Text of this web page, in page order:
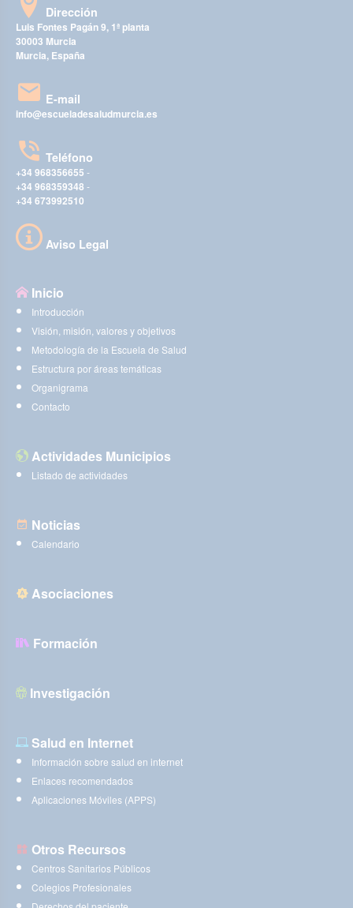
Dirección
Luis Fontes Pagán 9, 1ª planta
30003 Murcia
Murcia, España
E-mail
info@escueladesaludmurcia.es
Teléfono
+34 968356655 -
+34 968359348 -
+34 673992510
Aviso Legal
Inicio
Introducción
Visión, misión, valores y objetivos
Metodología de la Escuela de Salud
Estructura por áreas temáticas
Organigrama
Contacto
Actividades Municipios
Listado de actividades
Noticias
Calendario
Asociaciones
Formación
Investigación
Salud en Internet
Información sobre salud en internet
Enlaces recomendados
Aplicaciones Móviles (APPS)
Otros Recursos
Centros Sanitarios Públicos
Colegios Profesionales